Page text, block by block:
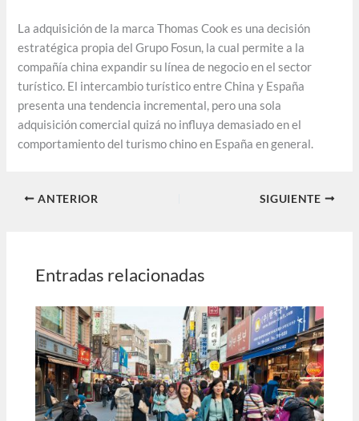
La adquisición de la marca Thomas Cook es una decisión
estratégica propia del Grupo Fosun, la cual permite a la
compañía china expandir su línea de negocio en el sector
turístico. El intercambio turístico entre China y España
presenta una tendencia incremental, pero una sola
adquisición comercial quizá no influya demasiado en el
comportamiento del turismo chino en España en general.
ANTERIOR SIGUIENTE
Entradas relacionadas